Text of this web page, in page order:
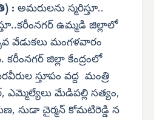
: అమరులను స్మరిస్తూ..
ఉమ్మడి జిల్లాలో
వేడుకలు మంగళవారం
జిల్లా కేంద్రంలో
స్తూపం వద్ద మంత్రి
ఎమ్మెల్యేలు మేడిపల్లి సత్యం,
సుడా చైర్మన్ కోమటిరెడ్డి న